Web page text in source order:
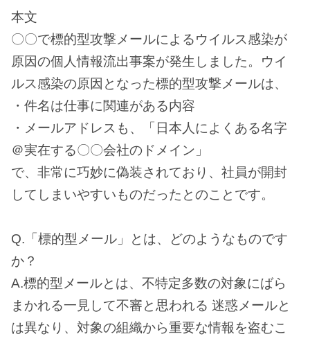
本文
〇〇で標的型攻撃メールによるウイルス感染が
原因の個人情報流出事案が発生しました。ウイ
ルス感染の原因となった標的型攻撃メールは、
・件名は仕事に関連がある内容
・メールアドレスも、「日本人によくある名字
＠実在する〇〇会社のドメイン」
で、非常に巧妙に偽装されており、社員が開封
してしまいやすいものだったとのことです。
Q.「標的型メール」とは、どのようなものです
か？
A.標的型メールとは、不特定多数の対象にばら
まかれる一見して不審と思われる 迷惑メールと
は異なり、対象の組織から重要な情報を盗むこ